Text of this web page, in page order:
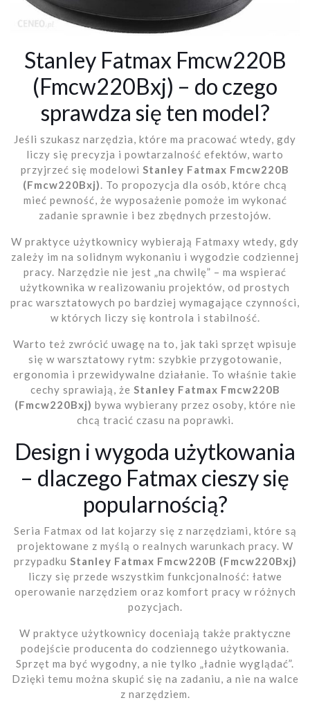
Stanley Fatmax Fmcw220B
(Fmcw220Bxj) – do czego
sprawdza się ten model?
Jeśli szukasz narzędzia, które ma pracować wtedy, gdy
liczy się precyzja i powtarzalność efektów, warto
przyjrzeć się modelowi Stanley Fatmax Fmcw220B
(Fmcw220Bxj). To propozycja dla osób, które chcą
mieć pewność, że wyposażenie pomoże im wykonać
zadanie sprawnie i bez zbędnych przestojów.
W praktyce użytkownicy wybierają Fatmaxy wtedy, gdy
zależy im na solidnym wykonaniu i wygodzie codziennej
pracy. Narzędzie nie jest „na chwilę” – ma wspierać
użytkownika w realizowaniu projektów, od prostych
prac warsztatowych po bardziej wymagające czynności,
w których liczy się kontrola i stabilność.
Warto też zwrócić uwagę na to, jak taki sprzęt wpisuje
się w warsztatowy rytm: szybkie przygotowanie,
ergonomia i przewidywalne działanie. To właśnie takie
cechy sprawiają, że Stanley Fatmax Fmcw220B
(Fmcw220Bxj) bywa wybierany przez osoby, które nie
chcą tracić czasu na poprawki.
Design i wygoda użytkowania
– dlaczego Fatmax cieszy się
popularnością?
Seria Fatmax od lat kojarzy się z narzędziami, które są
projektowane z myślą o realnych warunkach pracy. W
przypadku Stanley Fatmax Fmcw220B (Fmcw220Bxj)
liczy się przede wszystkim funkcjonalność: łatwe
operowanie narzędziem oraz komfort pracy w różnych
pozycjach.
W praktyce użytkownicy doceniają także praktyczne
podejście producenta do codziennego użytkowania.
Sprzęt ma być wygodny, a nie tylko „ładnie wyglądać”.
Dzięki temu można skupić się na zadaniu, a nie na walce
z narzędziem.